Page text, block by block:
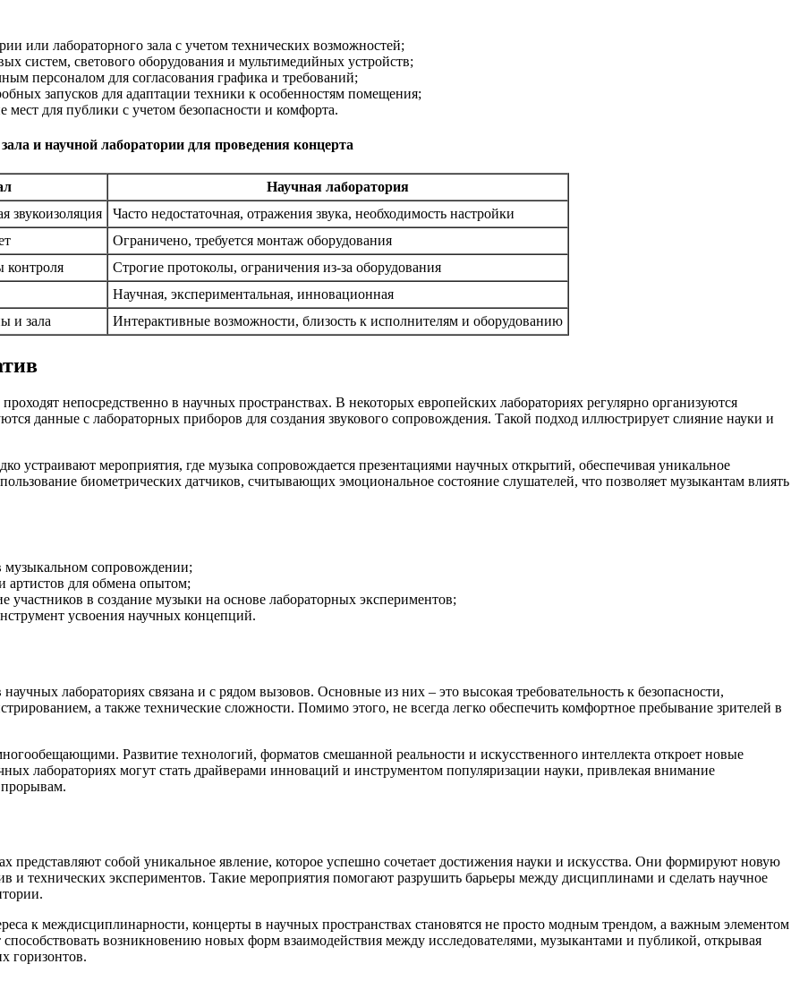
или лабораторного зала с учетом технических возможностей;
систем, светового оборудования и мультимедийных устройств;
персоналом для согласования графика и требований;
запусков для адаптации техники к особенностям помещения;
мест для публики с учетом безопасности и комфорта.
и научной лаборатории для проведения концерта
Научная лаборатория
звукоизоляция
Часто недостаточная, отражения звука, необходимость настройки
Ограничено, требуется монтаж оборудования
контроля
Строгие протоколы, ограничения из-за оборудования
Научная, экспериментальная, инновационная
и зала Интерактивные возможности, близость к исполнителям и оборудованию
непосредственно в научных пространствах. В некоторых европейских лабораториях регулярно организуются
данные с лабораторных приборов для создания звукового сопровождения. Такой подход иллюстрирует слияние науки и
устраивают мероприятия, где музыка сопровождается презентациями научных открытий, обеспечивая уникальное
биометрических датчиков, считывающих эмоциональное состояние слушателей, что позволяет музыкантам влиять
музыкальном сопровождении;
артистов для обмена опытом;
участников в создание музыки на основе лабораторных экспериментов;
усвоения научных концепций.
лабораториях связана и с рядом вызовов. Основные из них – это высокая требовательность к безопасности,
а также технические сложности. Помимо этого, не всегда легко обеспечить комфортное пребывание зрителей в
Развитие технологий, форматов смешанной реальности и искусственного интеллекта откроет новые
лабораториях могут стать драйверами инноваций и инструментом популяризации науки, привлекая внимание
представляют собой уникальное явление, которое успешно сочетает достижения науки и искусства. Они формируют новую
и технических экспериментов. Такие мероприятия помогают разрушить барьеры между дисциплинами и сделать научное
к междисциплинарности, концерты в научных пространствах становятся не просто модным трендом, а важным элементом
способствовать возникновению новых форм взаимодействия между исследователями, музыкантами и публикой, открывая
горизонтов.